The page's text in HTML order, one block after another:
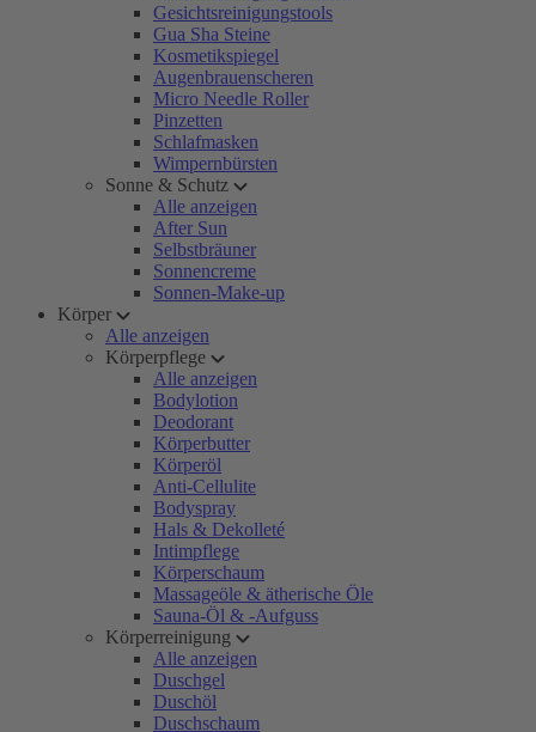
Gesichtsreinigungstools
Gua Sha Steine
Kosmetikspiegel
Augenbrauenscheren
Micro Needle Roller
Pinzetten
Schlafmasken
Wimpernbürsten
Sonne & Schutz
Alle anzeigen
After Sun
Selbstbräuner
Sonnencreme
Sonnen-Make-up
Körper
Alle anzeigen
Körperpflege
Alle anzeigen
Bodylotion
Deodorant
Körperbutter
Körperöl
Anti-Cellulite
Bodyspray
Hals & Dekolleté
Intimpflege
Körperschaum
Massageöle & ätherische Öle
Sauna-Öl & -Aufguss
Körperreinigung
Alle anzeigen
Duschgel
Duschöl
Duschschaum